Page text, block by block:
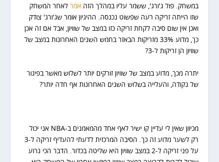
במשחק. פול ג'ורג', ששמר עליו במהלך הזהאמר לאחר המשחק
שזו הייתה זריקה רעה שפשוט נכנסה. ההיגיון אומר שג'ורג' צודק
ואכן אין שום סיבה לקחת זריקה כזו במצב של שוויון, אבל אם זה אכן
כך, מדוע 33% מזריקות הבאזר בחמש השנים האחרונות במצב של
שוויון הן זריקות ל-3?
יתרה מכך, מדוע במצב של שוויון זורקים יותר לשלוש מאשר בפיגור
של נקודה, והעלייה בשלוש השנים האחרונות אף חדה יותר?
מכיוון שאין לי עדיין קו ישיר לאף אחד מהמאמנים ב-NBA אני יכול
רק לשער מדוע זה כך. הסיבה המרכזית לדעתי להעדיף זריקה ל-3
על פני זריקה ל-2 במצב שוויון היא שליטה בכדור. הדבר הכי גרוע